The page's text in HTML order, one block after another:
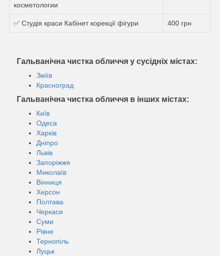
косметологии
✅ Студія краси Кабінет корекції фігури 400 грн
Гальванічна чистка обличчя у сусідніх містах:
Зміїв
Красноград
Гальванічна чистка обличчя в інших містах:
Київ
Одеса
Харків
Дніпро
Львів
Запоріжжя
Миколаїв
Вінниця
Херсон
Полтава
Черкаси
Суми
Рівне
Тернопіль
Луцьк